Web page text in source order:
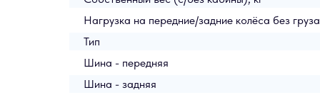
Нагрузка на передние/задние колёса без
Тип
Шина - передняя
Шина - задняя